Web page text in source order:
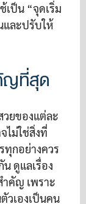
ป็น “จุดเริ่ม
ละปรับให้
ญที่สุด
ยของแต่ละ
ไม่ใช่สิ่งที่
ทุกอย่างควร
ดูแลเรื่อง
คัญ เพราะ
วเองเป็นคน